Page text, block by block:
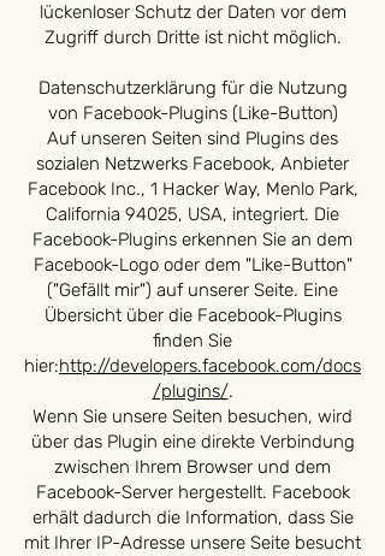
lückenloser Schutz der Daten vor dem
Zugriff durch Dritte ist nicht möglich.
Datenschutzerklärung für die Nutzung
von Facebook-Plugins (Like-Button)
Auf unseren Seiten sind Plugins des
sozialen Netzwerks Facebook, Anbieter
Facebook Inc., 1 Hacker Way, Menlo Park,
California 94025, USA, integriert. Die
Facebook-Plugins erkennen Sie an dem
Facebook-Logo oder dem "Like-Button"
("Gefällt mir") auf unserer Seite. Eine
Übersicht über die Facebook-Plugins
finden Sie
hier:http://developers.facebook.com/docs
/plugins/.
Wenn Sie unsere Seiten besuchen, wird
über das Plugin eine direkte Verbindung
zwischen Ihrem Browser und dem
Facebook-Server hergestellt. Facebook
erhält dadurch die Information, dass Sie
mit Ihrer IP-Adresse unsere Seite besucht